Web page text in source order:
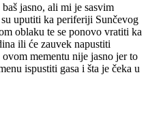
jasno, ali mi je sasvim
uputiti ka periferiji Sunčevog
oblaku te se ponovo vratiti ka
ili će zauvek napustiti
mementu nije jasno jer to
ispustiti gasa i šta je čeka u